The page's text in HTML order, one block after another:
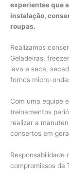
experientes que
instalação,
roupas.
Realizamos
Geladeiras,
lava e seca,
fornos micro-
Com uma equipe
treinamentos
realizar a
consertos em
Responsabilidade
compromissos da